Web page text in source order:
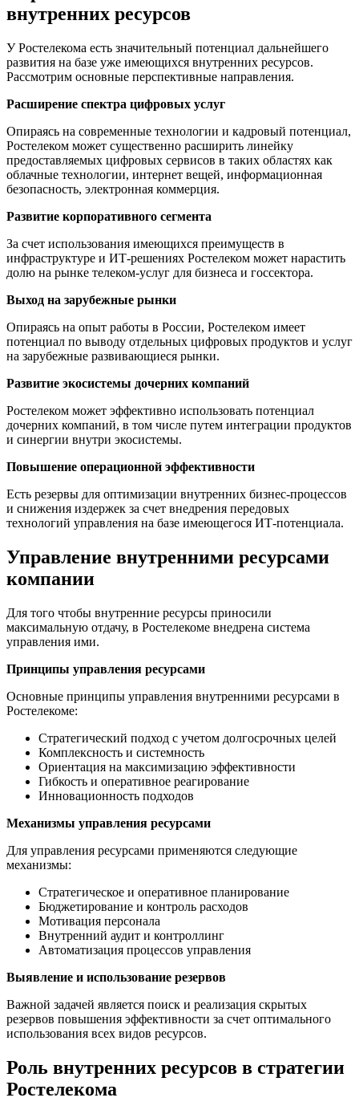
внутренних ресурсов
У Ростелекома есть значительный потенциал дальнейшего
развития на базе уже имеющихся внутренних ресурсов.
Рассмотрим основные перспективные направления.
Расширение спектра цифровых услуг
Опираясь на современные технологии и кадровый потенциал,
Ростелеком может существенно расширить линейку
предоставляемых цифровых сервисов в таких областях как
облачные технологии, интернет вещей, информационная
безопасность, электронная коммерция.
Развитие корпоративного сегмента
За счет использования имеющихся преимуществ в
инфраструктуре и ИТ-решениях Ростелеком может нарастить
долю на рынке телеком-услуг для бизнеса и госсектора.
Выход на зарубежные рынки
Опираясь на опыт работы в России, Ростелеком имеет
потенциал по выводу отдельных цифровых продуктов и услуг
на зарубежные развивающиеся рынки.
Развитие экосистемы дочерних компаний
Ростелеком может эффективно использовать потенциал
дочерних компаний, в том числе путем интеграции продуктов
и синергии внутри экосистемы.
Повышение операционной эффективности
Есть резервы для оптимизации внутренних бизнес-процессов
и снижения издержек за счет внедрения передовых
технологий управления на базе имеющегося ИТ-потенциала.
Управление внутренними ресурсами
компании
Для того чтобы внутренние ресурсы приносили
максимальную отдачу, в Ростелекоме внедрена система
управления ими.
Принципы управления ресурсами
Основные принципы управления внутренними ресурсами в
Ростелекоме:
Стратегический подход с учетом долгосрочных целей
Комплексность и системность
Ориентация на максимизацию эффективности
Гибкость и оперативное реагирование
Инновационность подходов
Механизмы управления ресурсами
Для управления ресурсами применяются следующие
механизмы:
Стратегическое и оперативное планирование
Бюджетирование и контроль расходов
Мотивация персонала
Внутренний аудит и контроллинг
Автоматизация процессов управления
Выявление и использование резервов
Важной задачей является поиск и реализация скрытых
резервов повышения эффективности за счет оптимального
использования всех видов ресурсов.
Роль внутренних ресурсов в стратегии
Ростелекома